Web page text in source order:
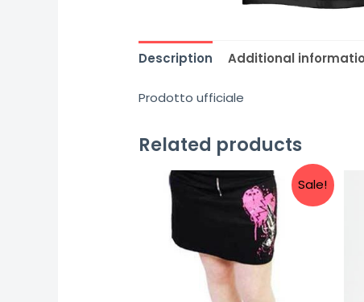
Description Additional
Prodotto ufficiale
Related products
Sale!